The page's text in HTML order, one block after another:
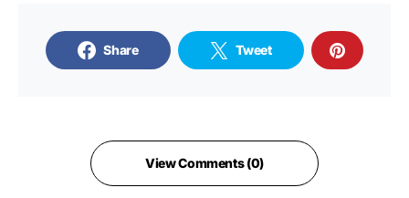
Share Tweet
View Comments (0)